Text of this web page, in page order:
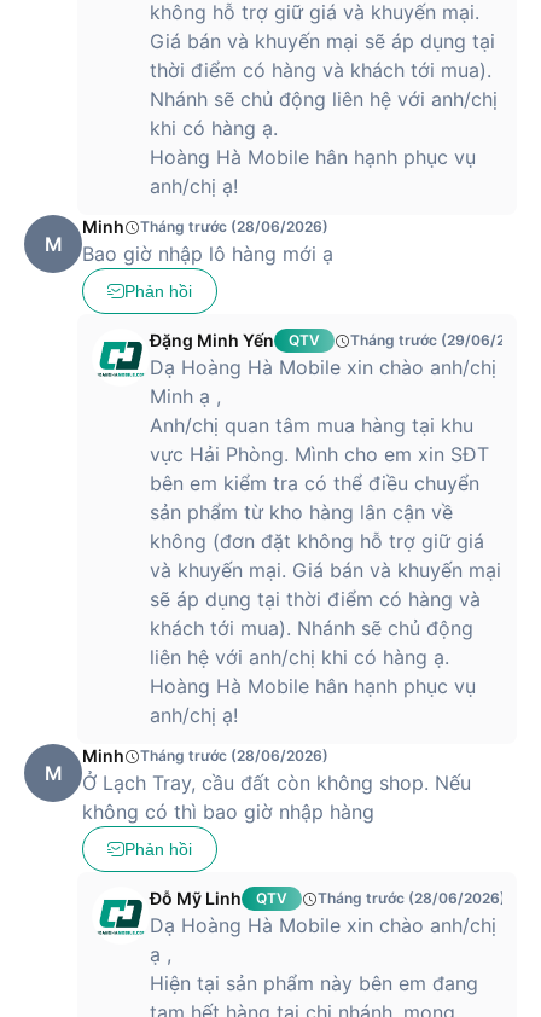
không hỗ trợ giữ giá và khuyến mại.
Giá bán và khuyến mại sẽ áp dụng tại
thời điểm có hàng và khách tới mua).
Nhánh sẽ chủ động liên hệ với anh/chị
khi có hàng ạ.
Hoàng Hà Mobile hân hạnh phục vụ
anh/chị ạ!
M
Minh Tháng trước (28/06/2026)
Bao giờ nhập lô hàng mới ạ
Phản hồi
Đặng Minh Yến QTV Tháng trước (29/06/2026)
Dạ Hoàng Hà Mobile xin chào anh/chị
Minh ạ ,
Anh/chị quan tâm mua hàng tại khu
vực Hải Phòng. Mình cho em xin SĐT
bên em kiểm tra có thể điều chuyển
sản phẩm từ kho hàng lân cận về
không (đơn đặt không hỗ trợ giữ giá
và khuyến mại. Giá bán và khuyến mại
sẽ áp dụng tại thời điểm có hàng và
khách tới mua). Nhánh sẽ chủ động
liên hệ với anh/chị khi có hàng ạ.
Hoàng Hà Mobile hân hạnh phục vụ
anh/chị ạ!
M
Minh Tháng trước (28/06/2026)
Ở Lạch Tray, cầu đất còn không shop. Nếu
không có thì bao giờ nhập hàng
Phản hồi
Đỗ Mỹ Linh QTV Tháng trước (28/06/2026)
Dạ Hoàng Hà Mobile xin chào anh/chị
ạ ,
Hiện tại sản phẩm này bên em đang